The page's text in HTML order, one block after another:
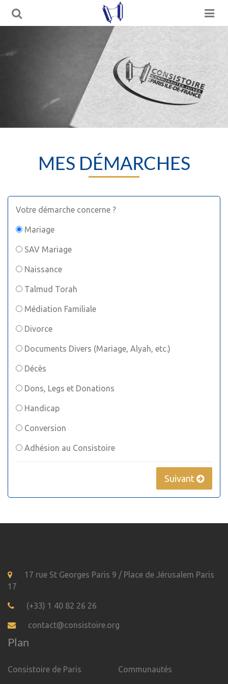
MES DÉMARCHES
Votre démarche concerne ?
Mariage
SAV Mariage
Naissance
Talmud Torah
Médiation Familiale
Divorce
Documents Divers (Mariage, Alyah, etc.)
Décès
Dons, Legs et Donations
Handicap
Conversion
Adhésion au Consistoire
Suivant
17 rue St Georges Paris 9 / Place de Jérusalem Paris
17
(+33) 1 40 82 26 26
contact@consistoire.org
Plan
Consistoire de Paris Communautés